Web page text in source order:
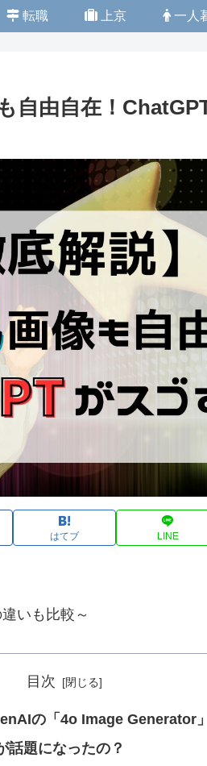
転職 上京 一人
自由自在！
はてブ LINE
いも比較～
目次
の「4o Image Generator
話題になったの？